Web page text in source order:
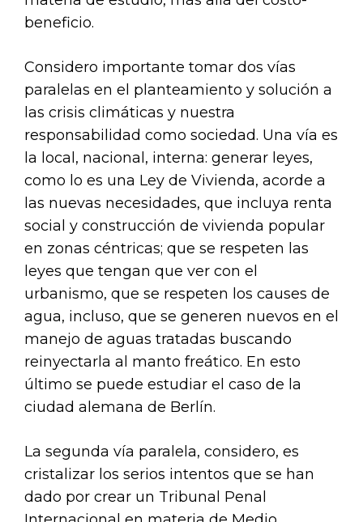
beneficio.
Considero importante tomar dos vías
paralelas en el planteamiento y solución a
las crisis climáticas y nuestra
responsabilidad como sociedad. Una vía es
la local, nacional, interna: generar leyes,
como lo es una Ley de Vivienda, acorde a
las nuevas necesidades, que incluya renta
social y construcción de vivienda popular
en zonas céntricas; que se respeten las
leyes que tengan que ver con el
urbanismo, que se respeten los causes de
agua, incluso, que se generen nuevos en el
manejo de aguas tratadas buscando
reinyectarla al manto freático. En esto
último se puede estudiar el caso de la
ciudad alemana de Berlín.
La segunda vía paralela, considero, es
cristalizar los serios intentos que se han
dado por crear un Tribunal Penal